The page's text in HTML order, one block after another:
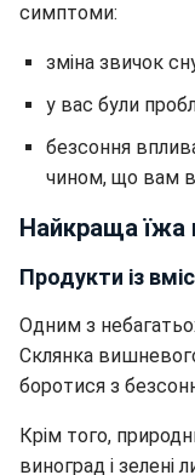
симптоми:
зміна звичок
у вас були
безсоння
чином, що вам
Найкраща їжа
Продукти із
Одним з
Склянка
боротися з
Крім того,
виноград і зелені